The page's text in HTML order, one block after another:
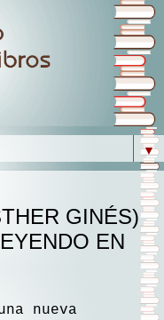
▼
GINÉS)
EN
nueva